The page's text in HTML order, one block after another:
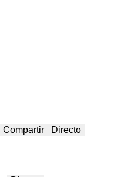
Compartir Directo